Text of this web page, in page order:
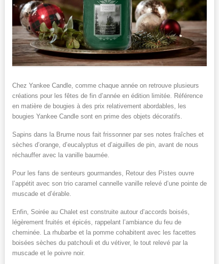
Chez Yankee Candle, comme chaque année on retrouve plusieurs
créations pour les fêtes de fin d’année en édition limitée. Référence
en matière de bougies à des prix relativement abordables, les
bougies Yankee Candle sont en prime des objets décoratifs.
Sapins dans la Brume nous fait frissonner par ses notes fraîches et
sèches d’orange, d’eucalyptus et d’aiguilles de pin, avant de nous
réchauffer avec la vanille baumée.
Pour les fans de senteurs gourmandes, Retour des Pistes ouvre
l’appétit avec son trio caramel cannelle vanille relevé d’une pointe de
muscade et d’érable.
Enfin, Soirée au Chalet est construite autour d’accords boisés,
légèrement fruités et épicés, rappelant l’ambiance du feu de
cheminée. La rhubarbe et la pomme cohabitent avec les facettes
boisées sèches du patchouli et du vétiver, le tout relevé par la
muscade et le poivre noir.